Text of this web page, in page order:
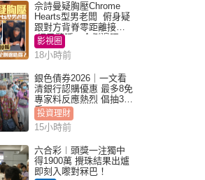
佘詩曼疑胸壓Chrome
Hearts型男老闆 俯身疑
跟對方背脊零距離接觸
網民驚呼：企側邊唔
得？
影視圈
18小時前
銀色債券2026｜一文看
清銀行認購優惠 最多8免
專家料反應熱烈 倡抽30
手
投資理財
15小時前
六合彩︱頭獎一注獨中
得1900萬 攪珠結果出爐
即刻入嚟對冧巴！